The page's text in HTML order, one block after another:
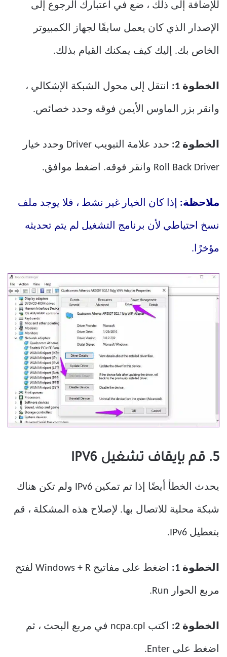
للإضافة إلى ذلك ، ضع في اعتبارك الرجوع إلى
الإصدار الذي كان يعمل سابقًا لجهاز الكمبيوتر
الخاص بك. إليك كيف يمكنك القيام بذلك.
الخطوة 1: انتقل إلى محول الشبكة الإشكالي ،
وانقر بزر الماوس الأيمن فوقه وحدد خصائص.
الخطوة 2: حدد علامة التبويب Driver وحدد خيار
Roll Back Driver وانقر فوقه. اضغط موافق.
ملاحظة: إذا كان الخيار غير نشط ، فلا يوجد ملف
نسخ احتياطي لأن برنامج التشغيل لم يتم تحديثه
مؤخرًا.
5. قم بإيقاف تشغيل IPV6
يحدث الخطأ أيضًا إذا تم تمكين IPv6 ولم تكن هناك
شبكة محلية للاتصال بها. لإصلاح هذه المشكلة ، قم
بتعطيل IPv6.
الخطوة 1: اضغط على مفاتيح Windows + R لفتح
مربع الحوار Run.
الخطوة 2: اكتب ncpa.cpl في مربع البحث ، ثم
اضغط على Enter.